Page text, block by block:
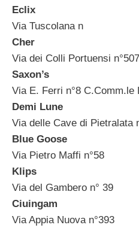
Eclix
Via Tuscolana n
Cher
Via dei Colli Portuensi n°507
Saxon’s
Via E. Ferri n°8 C.Comm.le
Demi Lune
Via delle Cave di Pietralata
Blue Goose
Via Pietro Maffi n°58
Klips
Via del Gambero n° 39
Ciuingam
Via Appia Nuova n°393